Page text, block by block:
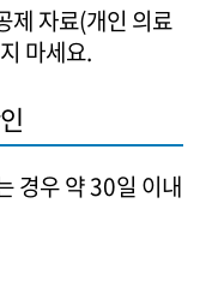
제 자료(개인 의료
마세요.
경우 약 30일 이내